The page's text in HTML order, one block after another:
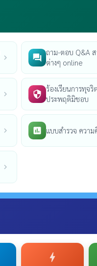
chevron_right question_answer
ถาม-ตอบ Q&A
ต่างๆ online
chevron_right security
ร้องเรียนการทุจริ
ประพฤติมิชอบ
chevron_right poll แบบสำรวจ ความ
chevron_right
bolt